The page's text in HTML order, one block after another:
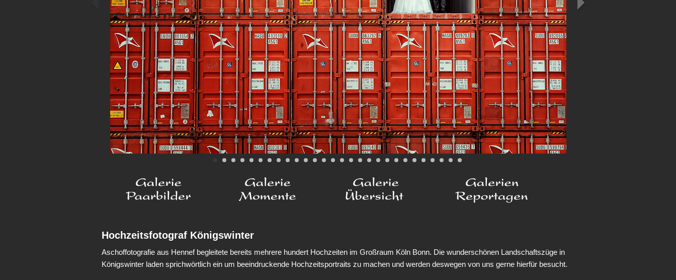
Hochzeitsfotograf Königswinter
Aschoffotografie aus Hennef begleitete bereits mehrere hundert Hochzeiten im Großraum Köln Bonn. Die wunderschönen Landschaftszüge in
Königswinter laden sprichwörtlich ein um beeindruckende Hochzeitsportraits zu machen und werden deswegen von uns gerne hierfür besucht.